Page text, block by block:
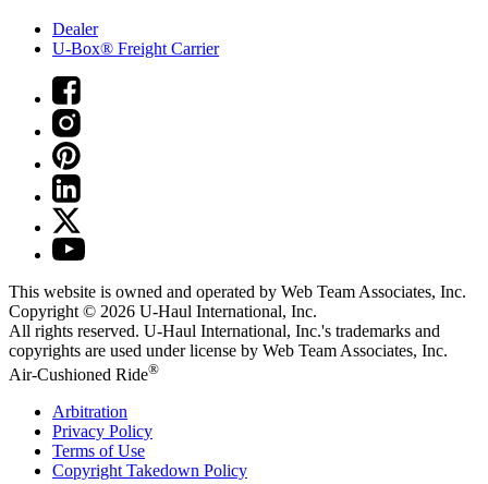
Dealer
U-Box® Freight Carrier
This website is owned and operated by Web Team Associates, Inc.
Copyright © 2026 U-Haul International, Inc.
All rights reserved. U-Haul International, Inc.'s trademarks and
copyrights are used under license by Web Team Associates, Inc.
Air-Cushioned Ride®
Arbitration
Privacy Policy
Terms of Use
Copyright Takedown Policy